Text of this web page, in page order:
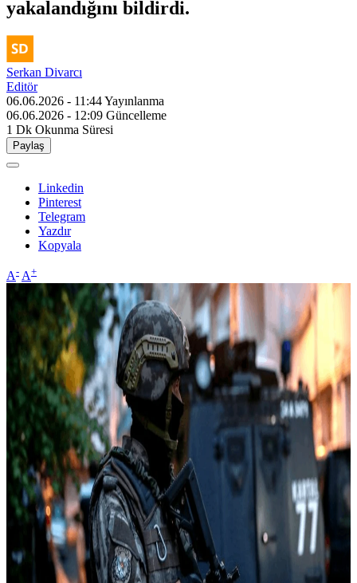
yakalandığını bildirdi.
Serkan Divarcı
Editör
06.06.2026 - 11:44Yayınlanma
06.06.2026 - 12:09 Güncelleme
1 Dk Okunma Süresi
Paylaş
Linkedin
Pinterest
Telegram
Yazdır
Kopyala
A- A+